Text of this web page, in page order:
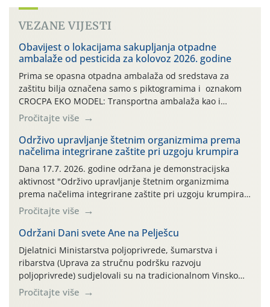
VEZANE VIJESTI
Obavijest o lokacijama sakupljanja otpadne
ambalaže od pesticida za kolovoz 2026. godine
Prima se opasna otpadna ambalaža od sredstava za
zaštitu bilja označena samo s piktogramima i oznakom
CROCPA EKO MODEL: Transportna ambalaža kao i
ambalaža drugih proizvoda koji nisu sredstva za zaštitu
bilja (npr. ambalaža od mineralnih gnojiva,) se ne
prihvaća. Korisnicima je osiguran besplatni povrat
prazne ambalaže isključivo ovih tvrtki: AGROCHEM-MAKS,
AGRONOM, ALBAUGH TKI* (PINUS […]
Pročitajte više
Održivo upravljanje štetnim organizmima prema
načelima integrirane zaštite pri uzgoju krumpira
Dana 17.7. 2026. godine održana je demonstracijska
aktivnost "Održivo upravljanje štetnim organizmima
prema načelima integrirane zaštite pri uzgoju krumpira"
na pokusnom polju "Poredje", kraj naselja Belica (ARKOD
parcela ID 2445031) (središnji dio Međimurske županije).
Pročitajte više
Održani Dani svete Ane na Pelješcu
Djelatnici Ministarstva poljoprivrede, šumarstva i
ribarstva (Uprava za stručnu podršku razvoju
poljoprivrede) sudjelovali su na tradicionalnom Vinskom
forumu, održanom 24.07.2026. godine u Domu vinarske
tradicije u Putnikovićima na poluotoku Pelješcu, u
Pročitajte više